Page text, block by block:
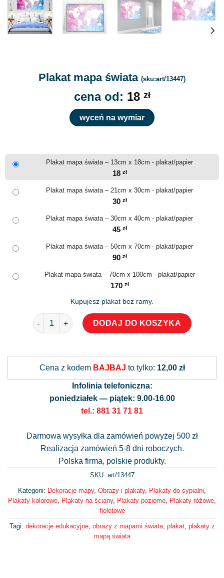
Plakat mapa świata (sku:art/13447)
cena od: 18 zł
wyceń na wymiar
Plakat mapa świata – 13cm x 18cm - plakat/papier
18 zł
Plakat mapa świata – 21cm x 30cm - plakat/papier
30 zł
Plakat mapa świata – 30cm x 40cm - plakat/papier
45 zł
Plakat mapa świata – 50cm x 70cm - plakat/papier
90 zł
Plakat mapa świata – 70cm x 100cm - plakat/papier
170 zł
Kupujesz plakat bez ramy.
ilość Plakat mapa świata
DODAJ DO KOSZYKA
Cena z kodem BAJBAJ to tylko: 12,00 zł
Infolinia telefoniczna:
poniedziałek — piątek: 9.00-16.00
tel.: 881 31 71 81
Darmowa wysyłka dla zamówień powyżej 500 zł
Realizacja zamówień 5-8 dni roboczych.
Polska firma, polskie produkty.
SKU: art/13447
Kategorii: Dekoracje mapy, Obrazy i plakaty, Plakaty do sypialni
Plakaty kolorowe
Plakaty na ściany, Plakaty poziome
Plakaty różowe,
fioletowe
Tagi: dekoracje edukacyjne, obrazy z mapami świata, plakat, plakaty z
mapą świata